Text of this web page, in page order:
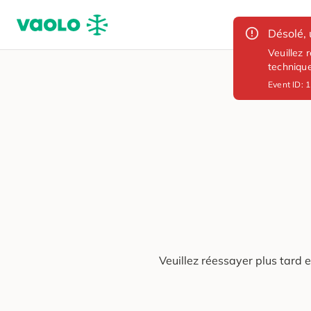
Désolé,
Veuillez
Event ID:
Veuillez réessayer plus tard